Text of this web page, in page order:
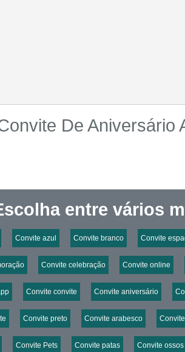
De Aniversário
entre vários
Convite azul Convite branco Convite
Convite celebração Convite online
Convite convite Convite aniversário
Convite preto Convite arabesco
Convite Pets Convite patas Convite ossos